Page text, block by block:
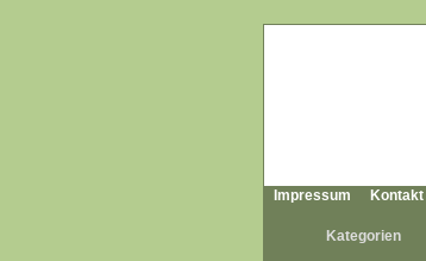
Impressum Kontakt
Kategorien